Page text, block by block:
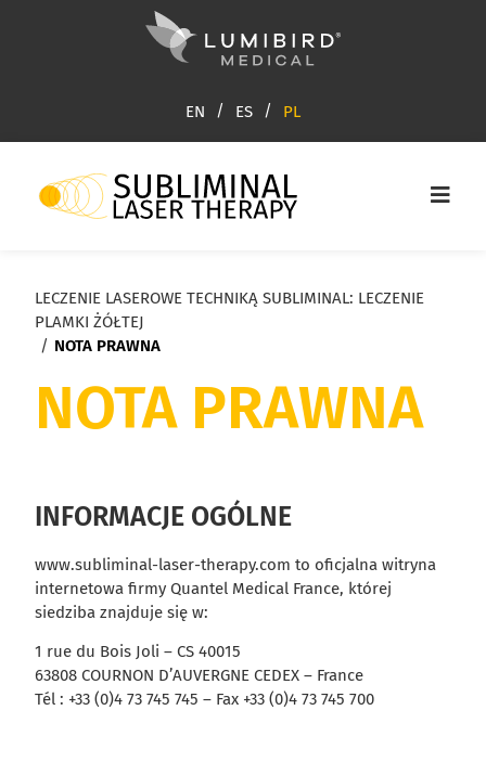
EN ES PL
LECZENIE LASEROWE TECHNIKĄ SUBLIMINAL: LECZENIE
PLAMKI ŻÓŁTEJ
/ NOTA PRAWNA
NOTA PRAWNA
INFORMACJE OGÓLNE
www.subliminal-laser-therapy.com to oficjalna witryna
internetowa firmy Quantel Medical France, której
siedziba znajduje się w:
1 rue du Bois Joli – CS 40015
63808 COURNON D’AUVERGNE CEDEX – France
Tél : +33 (0)4 73 745 745 – Fax +33 (0)4 73 745 700